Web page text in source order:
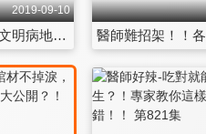
2019-09-10
你不知道的現代文明病地雷？！ 第807集